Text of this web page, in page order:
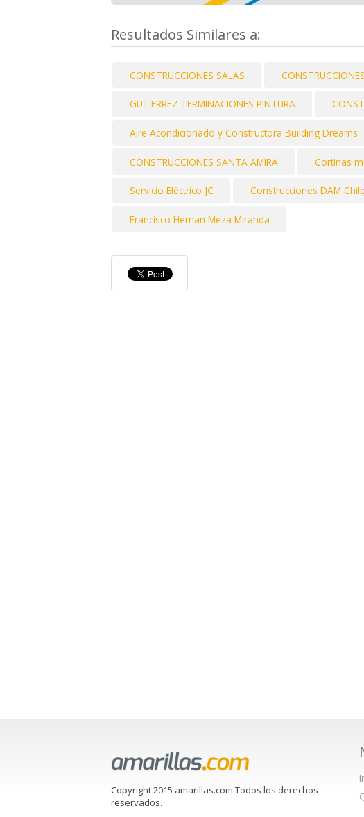
Resultados Similares a:
CONSTRUCCIONES SALAS
GUTIERREZ TERMINACIONES PINTURA
Aire Acondicionado y Constructora Building Dreams
CONSTRUCCIONES SANTA AMIRA Cortinas
Servicio Eléctrico JC Construcciones DAM Chile
Francisco Hernan Meza Miranda
Copyright 2015 amarillas.com Todos los derechos
reservados.